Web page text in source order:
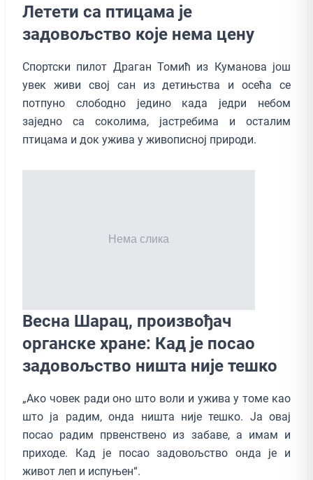
Летeти са птицама је
задовољство које нeмa цену
Спортски пилот Драган Томић из Куманова још
увек живи свој сан из детињства и осећа се
потпуно слободно једино када једри небом
заједно са соколима, јастребима и осталим
птицама и док ужива у живописноj природи.
Весна Шарац, произвођач
органске хране: Кад је посао
задовољство ништа није тешко
„Ако човек ради оно што воли и ужива у томе као
што ја радим, онда ништа није тешко. Ја овај
посао радим првенствено из забаве, а имам и
приходе. Кад је посао задовољство онда je и
живот леп и испуњен“.